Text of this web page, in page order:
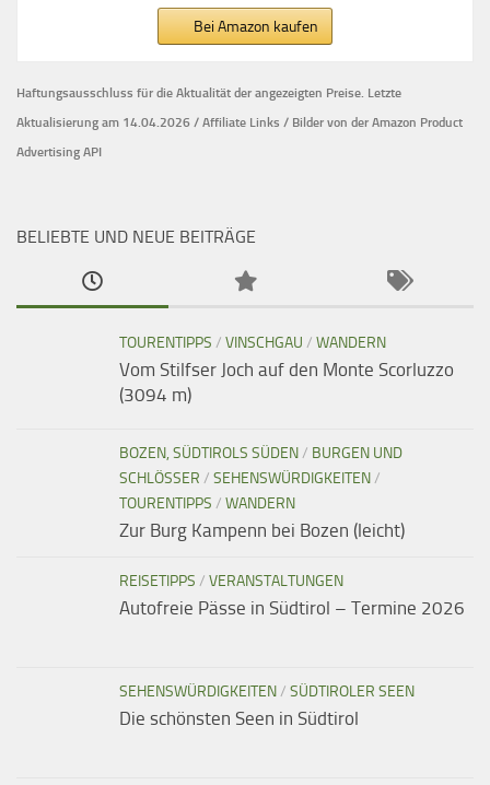
Bei Amazon kaufen
Haftungsausschluss für die Aktualität der angezeigten Preise. Letzte
Aktualisierung am 14.04.2026 / Affiliate Links / Bilder von der Amazon Product
Advertising API
BELIEBTE UND NEUE BEITRÄGE
TOURENTIPPS / VINSCHGAU / WANDERN
Vom Stilfser Joch auf den Monte Scorluzzo
(3094 m)
BOZEN, SÜDTIROLS SÜDEN/ BURGEN UND
SCHLÖSSER / SEHENSWÜRDIGKEITEN/
TOURENTIPPS / WANDERN
Zur Burg Kampenn bei Bozen (leicht)
REISETIPPS / VERANSTALTUNGEN
Autofreie Pässe in Südtirol – Termine 2026
SEHENSWÜRDIGKEITEN/ SÜDTIROLER SEEN
Die schönsten Seen in Südtirol